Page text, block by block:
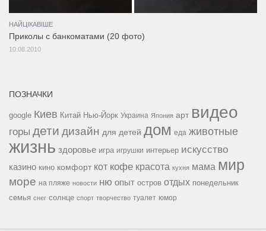
НАЙЦІКАВІШЕ
Приколы с банкоматами (20 фото)
10.08.2010
ПОЗНАЧКИ
google Киев Китай Нью-Йорк Украина Япония арт видео
горы дети дизайн для детей дом еда животные
жизнь здоровье игра игрушки интерьер искусство
казино кино комфорт кот кофе красота кухня мама мир
море на пляже новости ню опыт остров отдых понедельник
семья снег солнце спорт творчество туалет юмор